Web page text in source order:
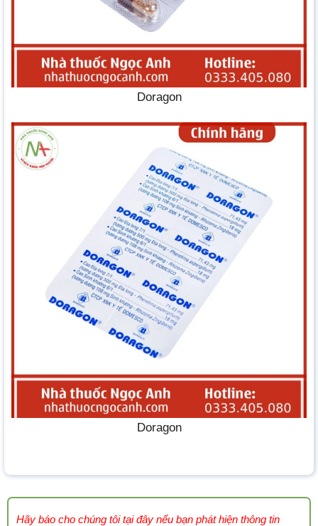
Doragon
Doragon
Hãy báo cho chúng tôi tại đây nếu bạn phát hiện thông tin